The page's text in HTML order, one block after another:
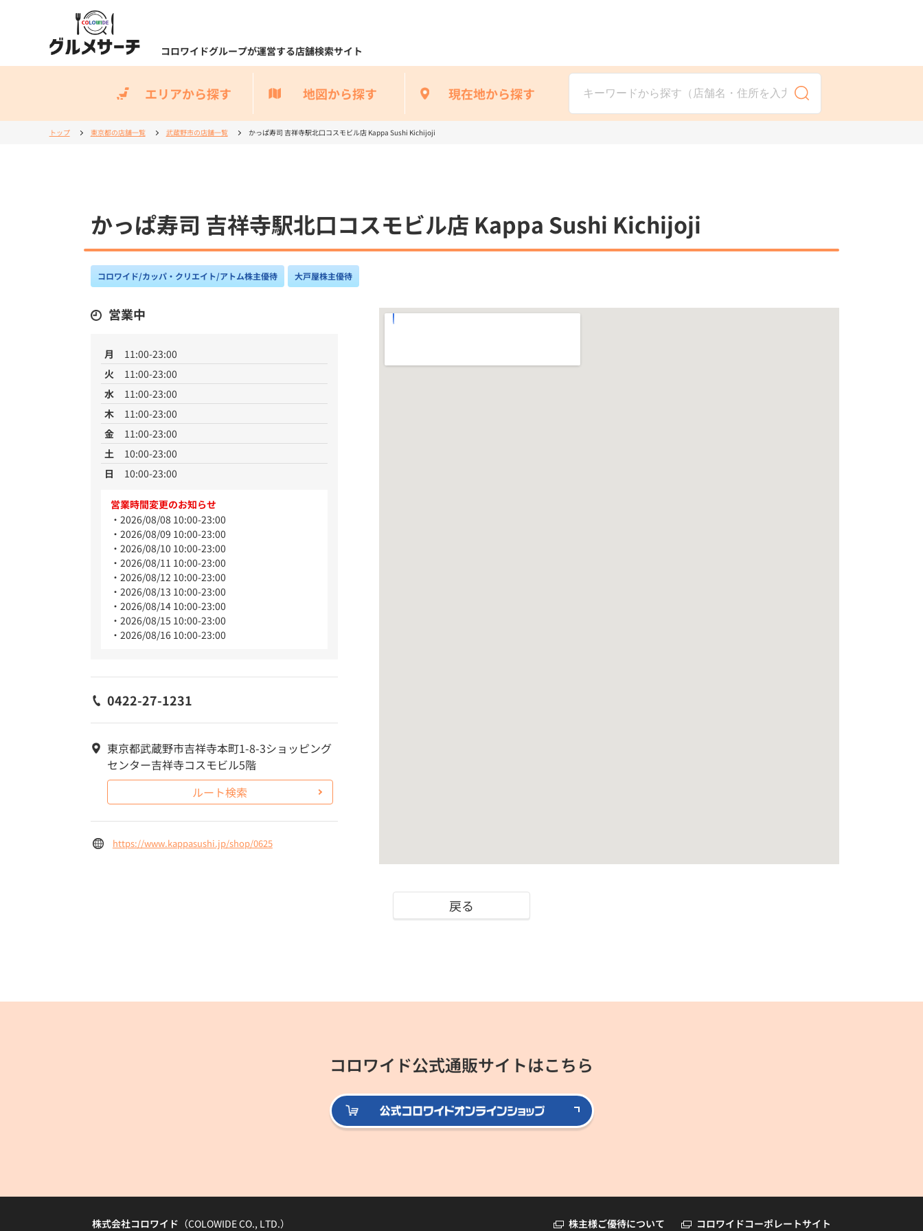
コロワイドグループが運営する店舗検索サイト
エリアから探す 地図から探す 現在地から探す
トップ 東京都の店舗一覧 武蔵野市の店舗一覧 かっぱ寿司 吉祥寺駅北口コスモビル店 Kappa Sushi Kichijoji
かっぱ寿司 吉祥寺駅北口コスモビル店 Kappa Sushi Kichijoji
コロワイド/カッパ・クリエイト/アトム株主優待 大戸屋株主優待
営業中
月
11:00-23:00
火
11:00-23:00
水
11:00-23:00
木
11:00-23:00
金
11:00-23:00
土
10:00-23:00
日
10:00-23:00
営業時間変更のお知らせ
2026/08/08 10:00-23:00
2026/08/09 10:00-23:00
2026/08/10 10:00-23:00
2026/08/11 10:00-23:00
2026/08/12 10:00-23:00
2026/08/13 10:00-23:00
2026/08/14 10:00-23:00
2026/08/15 10:00-23:00
2026/08/16 10:00-23:00
0422-27-1231
東京都武蔵野市吉祥寺本町1-8-3ショッピング
センター吉祥寺コスモビル5階
ルート検索
https://www.kappasushi.jp/shop/0625
戻る
コロワイド公式通販サイトはこちら
公式コロワイドオンラインショップ
株主様ご優待について コロワイドコーポレートサイト
株式会社コロワイド （COLOWIDE CO., LTD.）